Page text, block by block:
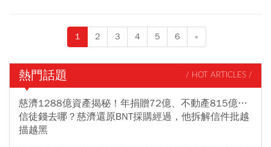
1 2 3 4 5 6 »
熱門話題 / HOT ARTICLES /
慈濟1288億資產揭秘！年捐贈72億、不動產815億…
信徒錢去哪？慈濟還原BNT採購經過，他拆解信件批越
描越黑